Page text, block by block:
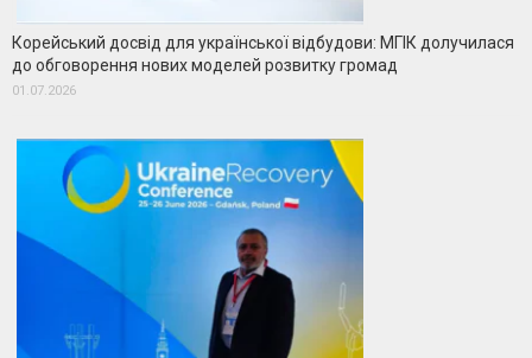
Корейський досвід для української відбудови: МГІК долучилася
до обговорення нових моделей розвитку громад
01.07.2026